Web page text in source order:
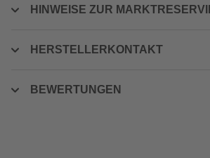
HINWEISE ZUR
HERSTELLERKONTAKT
BEWERTUNGEN